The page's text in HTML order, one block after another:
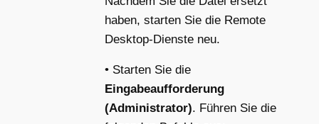
haben, starten Sie die Remote
Desktop-Dienste neu.
• Starten Sie die
Eingabeaufforderung
(Administrator). Führen Sie die